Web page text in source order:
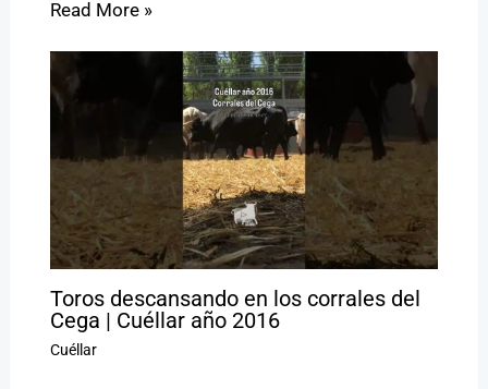
Read More »
Toros descansando en los corrales del
Cega | Cuéllar año 2016
Cuéllar